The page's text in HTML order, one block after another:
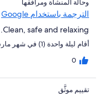
و⁦حالة المنشأة ومرافقها⁩
الترجمة باستخدام Google
Clean, safe and relaxing.
أقام ليلة واحدة (1) في شهر مارس عام 2026
0
تقييم موثَّق